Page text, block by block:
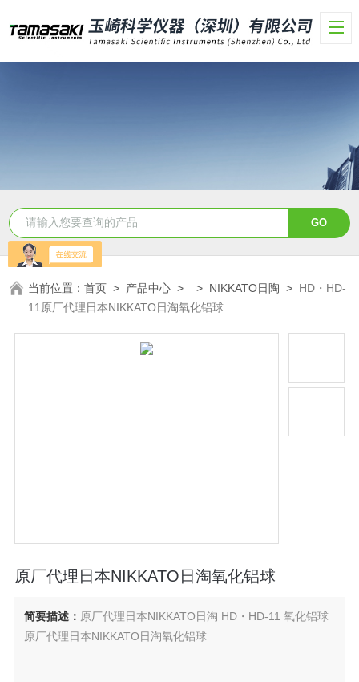
当前位置：首页 > 产品中心 > > NIKKATO日陶 > HD・HD-
11原厂代理日本NIKKATO日淘氧化铝球
原厂代理日本NIKKATO日淘氧化铝球
简要描述： 原厂代理日本NIKKATO日淘 HD・HD-11 氧化铝球
原厂代理日本NIKKATO日淘氧化铝球